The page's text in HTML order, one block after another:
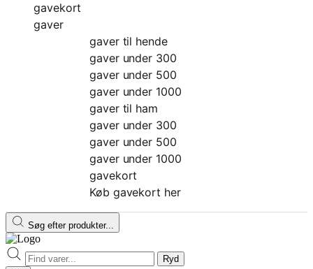
gavekort
gaver
gaver til hende
gaver under 300
gaver under 500
gaver under 1000
gaver til ham
gaver under 300
gaver under 500
gaver under 1000
gavekort
Køb gavekort her
Søg efter produkter...
Ryd